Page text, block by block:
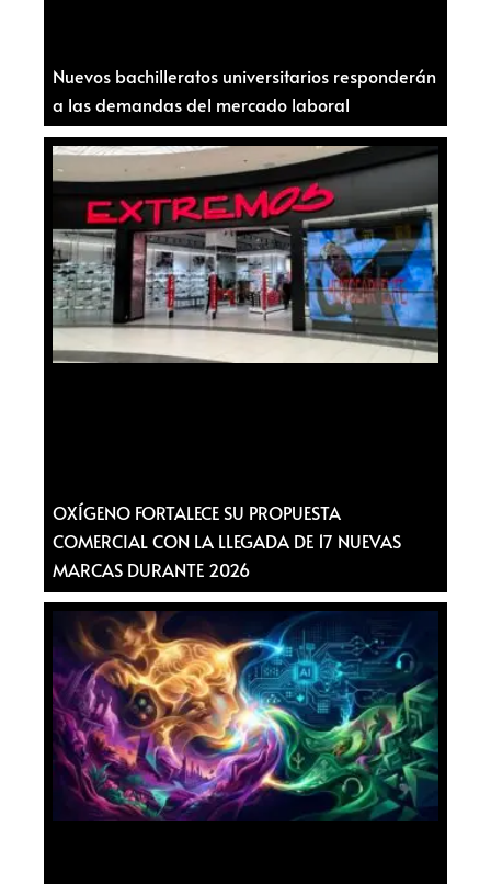
Nuevos bachilleratos universitarios responderán
a las demandas del mercado laboral
OXÍGENO FORTALECE SU PROPUESTA
COMERCIAL CON LA LLEGADA DE 17 NUEVAS
MARCAS DURANTE 2026